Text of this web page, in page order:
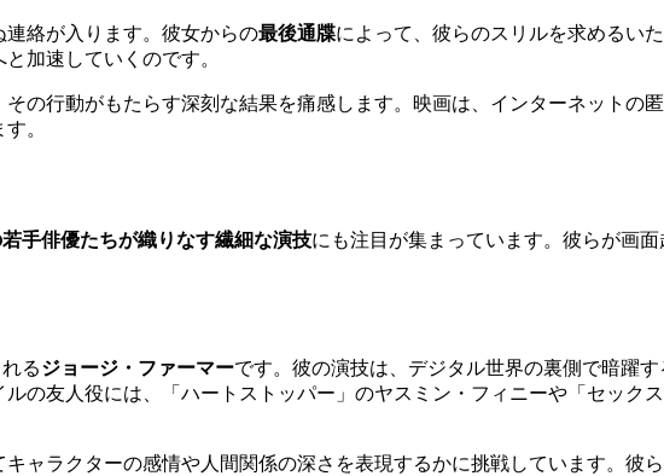
絡が入ります。彼女からの最後通牒によって、彼らのスリルを求めるい
加速していくのです。
その行動がもたらす深刻な結果を痛感します。映画は、インターネットの
。
手俳優たちが織りなす繊細な演技にも注目が集まっています。彼らが画
るジョージ・ファーマーです。彼の演技は、デジタル世界の裏側で暗躍
の友人役には、「ハートストッパー」のヤスミン・フィニーや「セック
ャラクターの感情や人間関係の深さを表現するかに挑戦しています。彼